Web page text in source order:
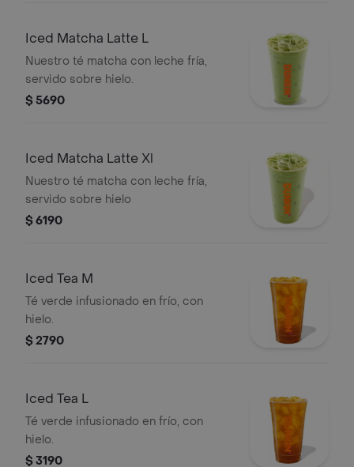
Iced Matcha Latte L
Nuestro té matcha con leche fría,
servido sobre hielo.
$ 5690
Iced Matcha Latte Xl
Nuestro té matcha con leche fría,
servido sobre hielo
$ 6190
Iced Tea M
Té verde infusionado en frío, con
hielo.
$ 2790
Iced Tea L
Té verde infusionado en frío, con
hielo.
$ 3190